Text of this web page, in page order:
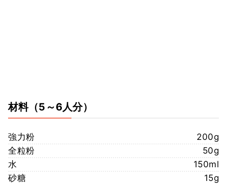
材料（5～6人分）
強力粉
200g
全粒粉
50g
水
150ml
砂糖
15g